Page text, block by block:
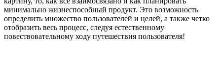
минимально жизнеспособный продукт. Это возможность
определить множество пользователей и целей, а также четко
отобразить весь процесс, следуя естественному
повествовательному ходу путешествия пользователя!